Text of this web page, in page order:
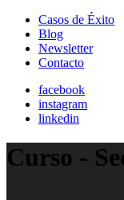
Casos de Éxito
Blog
Newsletter
Contacto
facebook
instagram
linkedin
Curso -